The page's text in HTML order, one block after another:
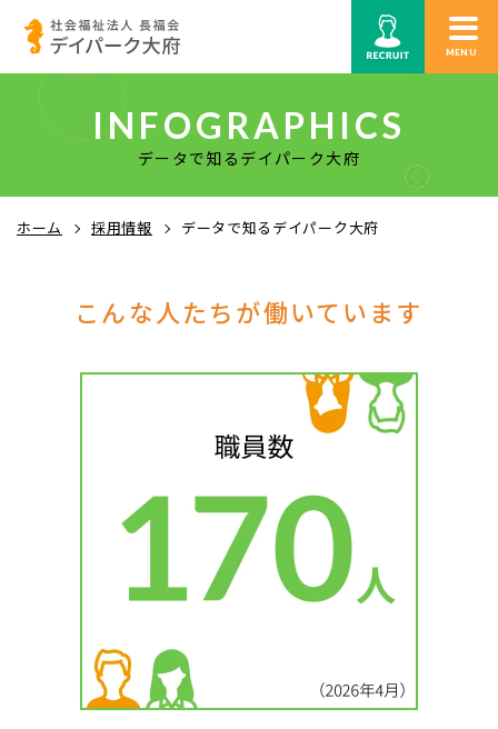
MENU
INFOGRAPHICS
データで知るデイパーク大府
ホーム 採用情報 データで知るデイパーク大府
こんな人たちが働いています